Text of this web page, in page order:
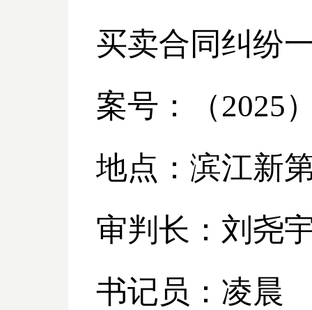
买卖合同纠纷
案号：（2025
地点：滨江新
审判长：刘尧
书记员：凌晨